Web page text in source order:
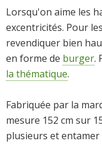
Lorsqu'on aime les
excentricités. Pour
revendiquer bien
en forme de burger.
la thématique.
Fabriquée par la
mesure 152 cm sur
plusieurs et